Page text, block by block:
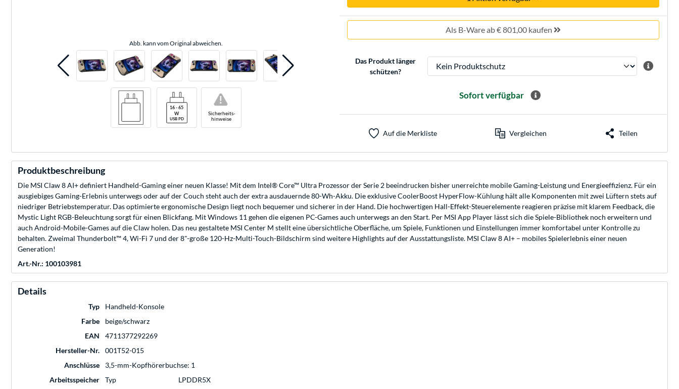
Abb. kann vom Original abweichen.
Sicherheits-
hinweise
!
Als B-Ware ab € 801,00 kaufen
Das Produkt länger
schützen?
Sofort verfügbar
Auf die Merkliste Vergleichen Teilen
Produktbeschreibung
Die MSI Claw 8 AI+ definiert Handheld-Gaming einer neuen Klasse! Mit dem Intel® Core™ Ultra Prozessor der Serie 2 beeindrucken bisher unerreichte mobile Gaming-Leistung und Energieeffizienz. Für ein
ausgiebiges Gaming-Erlebnis unterwegs oder auf der Couch steht auch der extra ausdauernde 80-Wh-Akku. Die exklusive CoolerBoost HyperFlow-Kühlung hält alle Komponenten mit zwei Lüftern stets auf
niedriger Betriebstemperatur. Das optimierte ergonomische Design liegt noch bequemer und sicherer in der Hand. Die hochwertigen Hall-Effekt-Steuerelemente reagieren präzise mit klarem Feedback, die
Mystic Light RGB-Beleuchtung sorgt für einen Blickfang. Mit Windows 11 gehen die eigenen PC-Games auch unterwegs an den Start. Per MSI App Player lässt sich die Spiele-Bibliothek noch erweitern und
auch Android-Mobile-Games auf die Claw holen. Das neu gestaltete MSI Center M stellt eine übersichtliche Oberfläche, um Spiele, Funktionen und Einstellungen immer komfortabel unter Kontrolle zu
behalten. Zweimal Thunderbolt™ 4, Wi-Fi 7 und der 8"-große 120-Hz-Multi-Touch-Bildschirm sind weitere Highlights auf der Ausstattungsliste. MSI Claw 8 AI+ – mobiles Spielerlebnis einer neuen
Generation!
Art.-Nr.: 100103981
Details
Typ
Handheld-Konsole
Farbe
beige/schwarz
EAN
4711377292269
Hersteller-Nr.
001T52-015
Anschlüsse
3,5-mm-Kopfhörerbuchse: 1
Arbeitsspeicher
Typ
LPDDR5X